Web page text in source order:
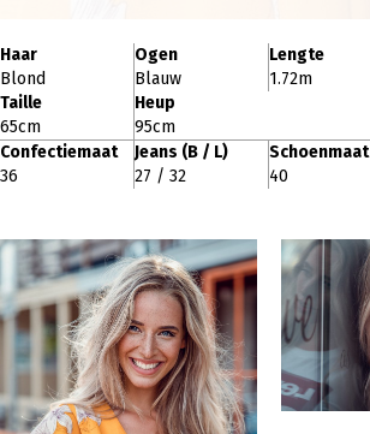
Haar
Blond
Ogen
Blauw
Lengte
1.72m
Taille
65cm
Heup
95cm
Confectiemaat
36
Jeans (B / L)
27 / 32
Schoenmaat
40